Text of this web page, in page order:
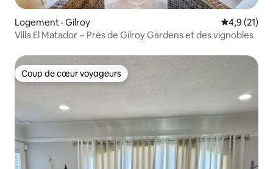
Logement · Gilroy Note
4,9 (21)
Villa El Matador ~ Près de Gilroy Gardens et des vignobles
Coup de cœur voyageurs
Coup de cœur voyageurs